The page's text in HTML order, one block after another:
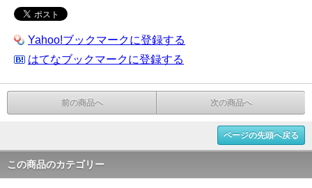
Yahoo!ブックマークに登録する
はてなブックマークに登録する
前の商品へ 次の商品へ
ページの先頭へ戻る
この商品のカテゴリー